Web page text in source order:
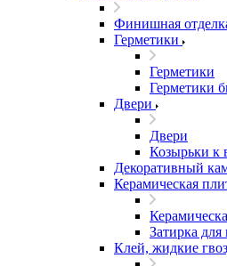
Финишная
Герметики
Герметики
Герметики
Двери
Двери
Козырьки к
Декоративный
Керамическая
Затирка для
Клей, жидкие